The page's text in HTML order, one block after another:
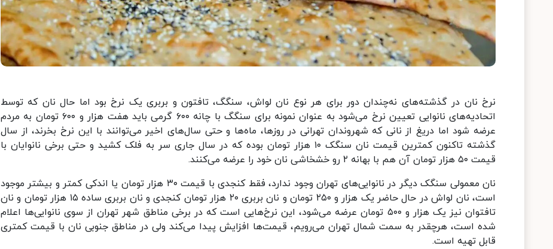
نرخ نان در گذشته‌های نه‌چندان دور برای هر نوع نان لواش، سنگگ، تافتون و بربری یک نرخ بود اما حال نان که توسط
اتحادیه‌های نانوایی تعیین نرخ می‌شود به عنوان نمونه برای سنگگ با چانه ۶۰۰ گرمی باید هفت هزار و ۶۰۰ تومان به مردم
عرضه شود اما دریغ از نانی که شهروندان تهرانی در روزها، ماه‌ها و حتی سال‌های اخیر می‌توانند با این نرخ بخرند، از سال
گذشته تاکنون کمترین قیمت نان سنگک ۱۰ هزار تومان بوده که در سال جاری سر به فلک کشید و حتی برخی نانوایان با
قیمت ۵۰ هزار تومان آن هم با بهانه ۲ رو خشخاشی نان خود را عرضه می‌کنند.
نان معمولی سنگک دیگر در نانوایی‌های تهران وجود ندارد، فقط کنجدی با قیمت ۳۰ هزار تومان یا اندکی کمتر و بیشتر موجود
است، نان لواش در حال حاضر یک هزار و ۲۵۰ تومان و نان بربری ۲۰ هزار تومان کنجدی و نان بربری ساده ۱۵ هزار تومان و نان
تافتوان نیز یک هزار و ۵۰۰ تومان عرضه می‌شود، این نرخ‌هایی است که در برخی مناطق شهر تهران از سوی نانوایی‌ها اعلام
شده است، هرچقدر به سمت شمال تهران می‌رویم، قیمت‌ها افزایش پیدا می‌کند ولی در مناطق جنوبی نان با قیمت کمتری
قابل تهیه است.